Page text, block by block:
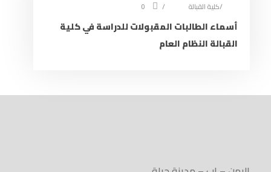
كلية القبالة
0
أسماء الطالبات المقبولات للدراسة في كلية
القبالة النظام العام